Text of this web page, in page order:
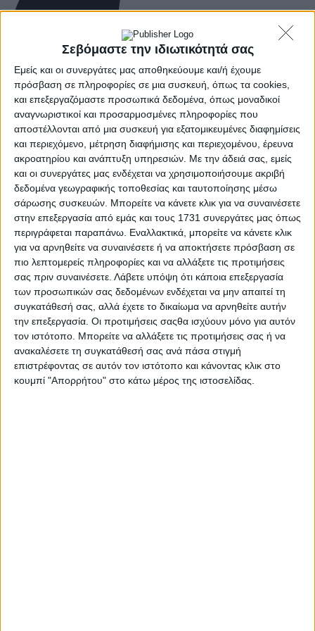
Σεβόμαστε την ιδιωτικότητά σας
Εμείς και οι συνεργάτες μας αποθηκεύουμε και/ή έχουμε
πρόσβαση σε πληροφορίες σε μια συσκευή, όπως τα cookies,
και επεξεργαζόμαστε προσωπικά δεδομένα, όπως μοναδικοί
αναγνωριστικοί και προσαρμοσμένες πληροφορίες που
αποστέλλονται από μια συσκευή για εξατομικευμένες διαφημίσεις
και περιεχόμενο, μέτρηση διαφήμισης και περιεχομένου, έρευνα
ακροατηρίου και ανάπτυξη υπηρεσιών. Με την άδειά σας, εμείς
και οι συνεργάτες μας ενδέχεται να χρησιμοποιήσουμε ακριβή
δεδομένα γεωγραφικής τοποθεσίας και ταυτοποίησης μέσω
σάρωσης συσκευών. Μπορείτε να κάνετε κλικ για να συναινέσετε
στην επεξεργασία από εμάς και τους 1731 συνεργάτες μας όπως
περιγράφεται παραπάνω. Εναλλακτικά, μπορείτε να κάνετε κλικ
για να αρνηθείτε να συναινέσετε ή να αποκτήσετε πρόσβαση σε
πιο λεπτομερείς πληροφορίες και να αλλάξετε τις προτιμήσεις
σας πριν συναινέσετε. Λάβετε υπόψη ότι κάποια επεξεργασία
των προσωπικών σας δεδομένων ενδέχεται να μην απαιτεί τη
συγκατάθεσή σας, αλλά έχετε το δικαίωμα να αρνηθείτε αυτήν
την επεξεργασία. Οι προτιμήσεις σαςθα ισχύουν μόνο για αυτόν
τον ιστότοπο. Μπορείτε να αλλάξετε τις προτιμήσεις σας ή να
ανακαλέσετε τη συγκατάθεσή σας ανά πάσα στιγμή
επιστρέφοντας σε αυτόν τον ιστότοπο και κάνοντας κλικ στο
κουμπί "Απορρήτου" στο κάτω μέρος της ιστοσελίδας.